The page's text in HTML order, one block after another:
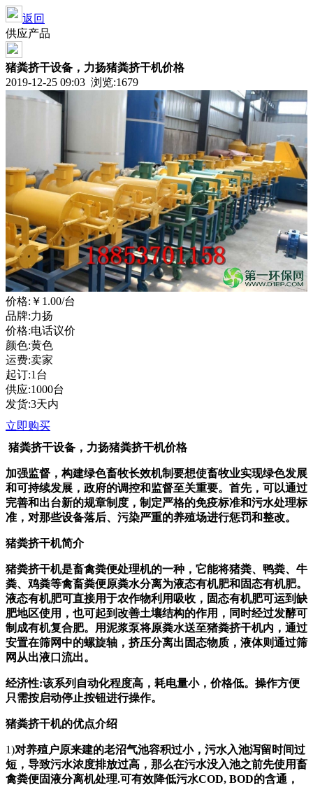
返回
供应产品
猪粪挤干设备，力扬猪粪挤干机价格
2019-12-25 09:03 浏览:1679
价格: ￥1.00/台
品牌:力扬
价格:电话议价
颜色:黄色
运费:卖家
起订:1台
供应:1000台
发货:3天内
立即购买
猪粪挤干设备，力扬猪粪挤干机价格
加强监督，构建绿色畜牧长效机制要想使畜牧业实现绿色发展
和可持续发展，政府的调控和监督至关重要。首先，可以通过
完善和出台新的规章制度，制定严格的免疫标准和污水处理标
准，对那些设备落后、污染严重的养殖场进行惩罚和整改。
猪粪挤干机简介
猪粪挤干机是畜禽粪便处理机的一种，它能将猪粪、鸭粪、牛
粪、鸡粪等禽畜粪便原粪水分离为液态有机肥和固态有机肥。
液态有机肥可直接用于农作物利用吸收，固态有机肥可运到缺
肥地区使用，也可起到改善土壤结构的作用，同时经过发酵可
制成有机复合肥。用泥浆泵将原粪水送至猪粪挤干机内，通过
安置在筛网中的螺旋轴，挤压分离出固态物质，液体则通过筛
网从出液口流出。
经济性:该系列自动化程度高，耗电量小，价格低。操作方便
只需按启动停止按钮进行操作。
猪粪挤干机的优点介绍
1)对养殖户原来建的老沼气池容积过小，污水入池泻留时间过
短，导致污水浓度排放过高，那么在污水没入池之前先使用畜
禽粪便固液分离机处理.可有效降低污水COD, BOD的含通，